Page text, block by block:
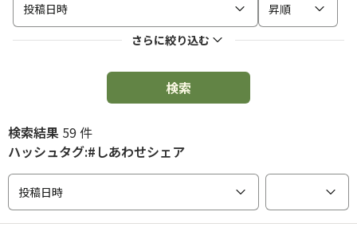
投稿日時
昇順
さらに絞り込む
検索
検索結果 59 件
ハッシュタグ:#しあわせシェア
投稿日時